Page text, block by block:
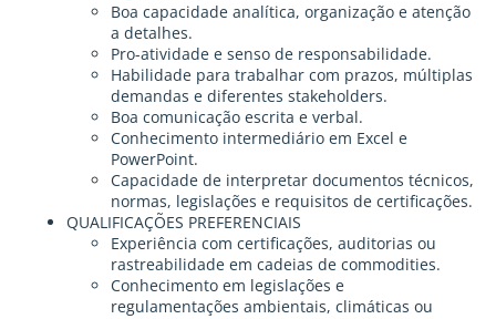
Boa capacidade analítica, organização e atenção
a detalhes.
Pro-atividade e senso de responsabilidade.
Habilidade para trabalhar com prazos, múltiplas
demandas e diferentes stakeholders.
Boa comunicação escrita e verbal.
Conhecimento intermediário em Excel e
PowerPoint.
Capacidade de interpretar documentos técnicos,
normas, legislações e requisitos de certificações.
QUALIFICAÇÕES PREFERENCIAIS
Experiência com certificações, auditorias ou
rastreabilidade em cadeias de commodities.
Conhecimento em legislações e
regulamentações ambientais, climáticas ou